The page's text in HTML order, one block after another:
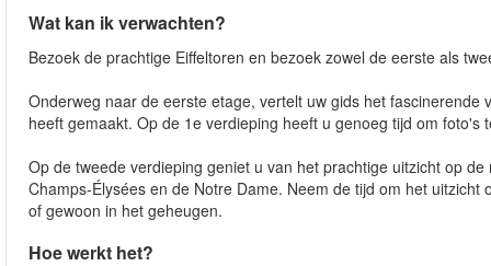
Wat kan ik verwachten?
Bezoek de prachtige Eiffeltoren en bezoek zowel de eerste als
Onderweg naar de eerste etage, vertelt uw gids het
heeft gemaakt. Op de 1e verdieping heeft u genoeg tijd om
Op de tweede verdieping geniet u van het prachtige uitzicht op
Champs-Élysées en de Notre Dame. Neem de tijd om het
of gewoon in het geheugen.
Hoe werkt het?